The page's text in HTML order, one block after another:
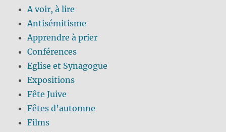
A voir, à lire
Antisémitisme
Apprendre à prier
Conférences
Eglise et Synagogue
Expositions
Fête Juive
Fêtes d’automne
Films